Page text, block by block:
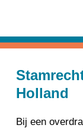
Holland
Bij een